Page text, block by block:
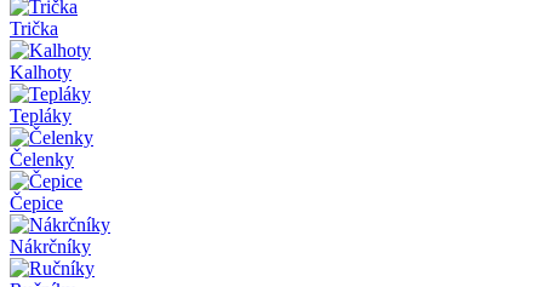
Trička
Kalhoty
Tepláky
Čelenky
Čepice
Nákrčníky